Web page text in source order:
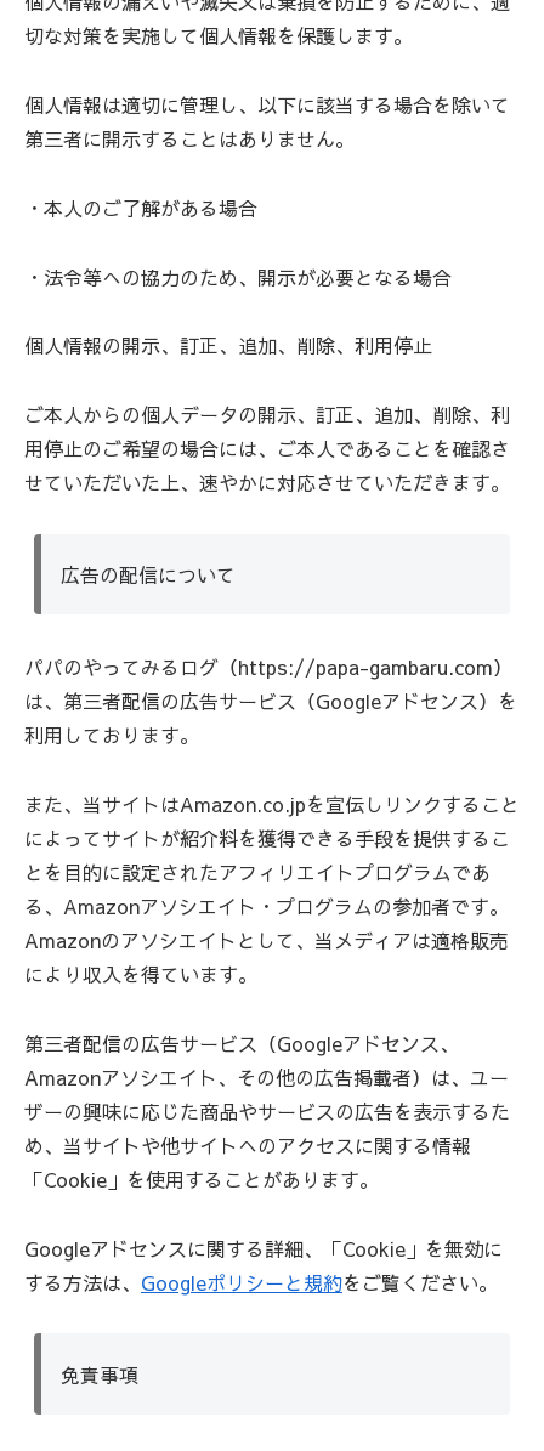
切な対策を実施して個人情報を保護します。
個人情報は適切に管理し、以下に該当する場合を除いて
第三者に開示することはありません。
・本人のご了解がある場合
・法令等への協力のため、開示が必要となる場合
個人情報の開示、訂正、追加、削除、利用停止
ご本人からの個人データの開示、訂正、追加、削除、利
用停止のご希望の場合には、ご本人であることを確認さ
せていただいた上、速やかに対応させていただきます。
広告の配信について
パパのやってみるログ（https://papa-gambaru.com）
は、第三者配信の広告サービス（Googleアドセンス）を
利用しております。
また、当サイトはAmazon.co.jpを宣伝しリンクすること
によってサイトが紹介料を獲得できる手段を提供するこ
とを目的に設定されたアフィリエイトプログラムであ
る、Amazonアソシエイト・プログラムの参加者です。
Amazonのアソシエイトとして、当メディアは適格販売
により収入を得ています。
第三者配信の広告サービス（Googleアドセンス、
Amazonアソシエイト、その他の広告掲載者）は、ユー
ザーの興味に応じた商品やサービスの広告を表示するた
め、当サイトや他サイトへのアクセスに関する情報
「Cookie」を使用することがあります。
Googleアドセンスに関する詳細、「Cookie」を無効に
する方法は、 Googleポリシーと規約をご覧ください。
免責事項